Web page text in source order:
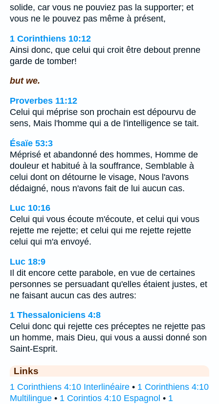
solide, car vous ne pouviez pas la supporter; et
vous ne le pouvez pas même à présent,
1 Corinthiens 10:12
Ainsi donc, que celui qui croit être debout prenne
garde de tomber!
but we.
Proverbes 11:12
Celui qui méprise son prochain est dépourvu de
sens, Mais l'homme qui a de l'intelligence se tait.
Ésaïe 53:3
Méprisé et abandonné des hommes, Homme de
douleur et habitué à la souffrance, Semblable à
celui dont on détourne le visage, Nous l'avons
dédaigné, nous n'avons fait de lui aucun cas.
Luc 10:16
Celui qui vous écoute m'écoute, et celui qui vous
rejette me rejette; et celui qui me rejette rejette
celui qui m'a envoyé.
Luc 18:9
Il dit encore cette parabole, en vue de certaines
personnes se persuadant qu'elles étaient justes, et
ne faisant aucun cas des autres:
1 Thessaloniciens 4:8
Celui donc qui rejette ces préceptes ne rejette pas
un homme, mais Dieu, qui vous a aussi donné son
Saint-Esprit.
Links
1 Corinthiens 4:10 Interlinéaire • 1 Corinthiens 4:10
Multilingue • 1 Corintios 4:10 Espagnol • 1